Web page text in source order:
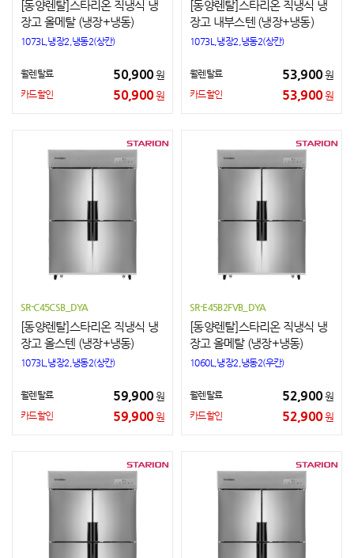
[동양렌탈]스타리온 직냉식 냉
장고 올메탈 (냉장+냉동)
1073L,냉장2,냉동2(상칸)
월렌탈료 50,900원
카드할인 50,900원
[동양렌탈]스타리온 직냉식 냉
장고 내부스텐 (냉장+냉동)
1073L,냉장2,냉동2(상칸)
월렌탈료 53,900원
카드할인 53,900원
SR-C45CSB_DYA
[동양렌탈]스타리온 직냉식 냉
장고 올스텐 (냉장+냉동)
1073L,냉장2,냉동2(상칸)
월렌탈료 59,900원
카드할인 59,900원
SR-E45B2FVB_DYA
[동양렌탈]스타리온 직냉식 냉
장고 올메탈 (냉장+냉동)
1060L,냉장2,냉동2(우칸)
월렌탈료 52,900원
카드할인 52,900원